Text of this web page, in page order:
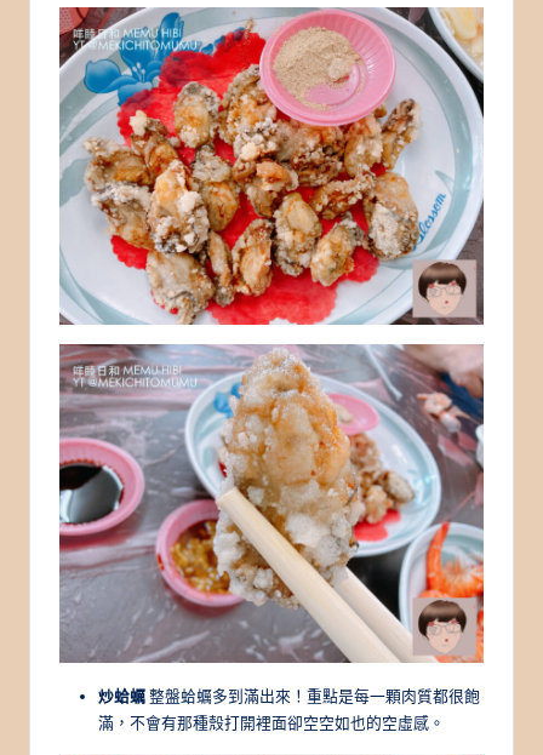
炒蛤蠣整盤蛤蠣多到滿出來！重點是每一顆肉質都很飽
滿，不會有那種殼打開裡面卻空空如也的空虛感。